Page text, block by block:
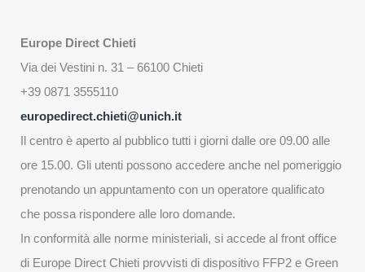
Europe Direct Chieti
Via dei Vestini n. 31 – 66100 Chieti
+39 0871 3555110
europedirect.chieti@unich.it
Il centro è aperto al pubblico tutti i giorni dalle ore 09.00 alle
ore 15.00. Gli utenti possono accedere anche nel pomeriggio
prenotando un appuntamento con un operatore qualificato
che possa rispondere alle loro domande.
In conformità alle norme ministeriali, si accede al front office
di Europe Direct Chieti provvisti di dispositivo FFP2 e Green